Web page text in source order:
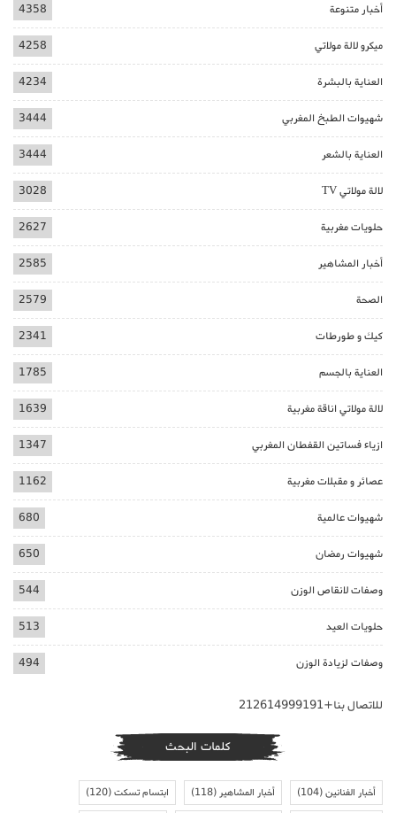
أخبار متنوعة 4358
ميكرو لالة مولاتي 4258
العناية بالبشرة 4234
شهيوات الطبخ المغربي 3444
العناية بالشعر 3444
لالة مولاتي TV 3028
حلويات مغربية 2627
أخبار المشاهير 2585
الصحة 2579
كيك و طورطات 2341
العناية بالجسم 1785
لالة مولاتي اناقة مغربية 1639
ازياء فساتين القفطان المغربي 1347
عصائر و مقبلات مغربية 1162
شهيوات عالمية 680
شهيوات رمضان 650
وصفات لانقاص الوزن 544
حلويات العيد 513
وصفات لزيادة الوزن 494
للاتصال بنا+212614999191
كلمات البحث
أخبار الفنانين(104) أخبار المشاهير(118) ابتسام تسكت(120)